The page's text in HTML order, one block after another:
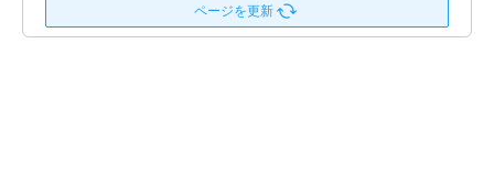
ページを更新